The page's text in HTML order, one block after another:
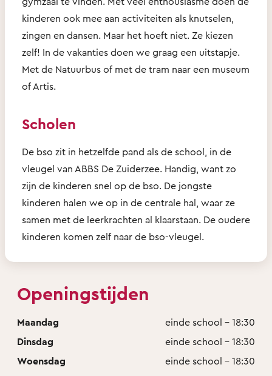
kinderen ook mee aan activiteiten als knutselen,
zingen en dansen. Maar het hoeft niet. Ze kiezen
zelf! In de vakanties doen we graag een uitstapje.
Met de Natuurbus of met de tram naar een museum
of Artis.
Scholen
De bso zit in hetzelfde pand als de school, in de
vleugel van ABBS De Zuiderzee. Handig, want zo
zijn de kinderen snel op de bso. De jongste
kinderen halen we op in de centrale hal, waar ze
samen met de leerkrachten al klaarstaan. De oudere
kinderen komen zelf naar de bso-vleugel.
Openingstijden
Maandag
einde school - 18:30
Dinsdag
einde school - 18:30
Woensdag
einde school - 18:30